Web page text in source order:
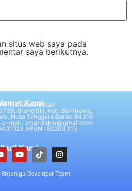
situs web saya pada
saya berikutnya.
Kami
3 Sumbawa Besar
Brang Biji, Kec. Sumbawa,
Nusa Tenggara Barat. 84316
mail : sman3sbw@gmail.com
NPSN : 50203313
Ikuti Kami
Developer Team